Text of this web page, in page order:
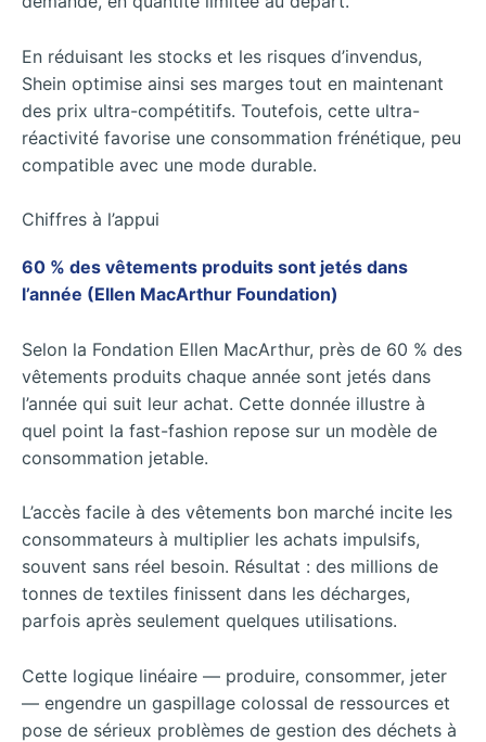
En réduisant les stocks et les risques d’invendus,
Shein optimise ainsi ses marges tout en maintenant
des prix ultra-compétitifs. Toutefois, cette ultra-
réactivité favorise une consommation frénétique, peu
compatible avec une mode durable.
Chiffres à l’appui
60 % des vêtements produits sont jetés dans
l’année (Ellen MacArthur Foundation)
Selon la Fondation Ellen MacArthur, près de 60 % des
vêtements produits chaque année sont jetés dans
l’année qui suit leur achat. Cette donnée illustre à
quel point la fast-fashion repose sur un modèle de
consommation jetable.
L’accès facile à des vêtements bon marché incite les
consommateurs à multiplier les achats impulsifs,
souvent sans réel besoin. Résultat : des millions de
tonnes de textiles finissent dans les décharges,
parfois après seulement quelques utilisations.
Cette logique linéaire — produire, consommer, jeter
— engendre un gaspillage colossal de ressources et
pose de sérieux problèmes de gestion des déchets à